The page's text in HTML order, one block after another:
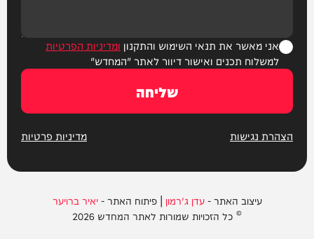
אני מאשר את תנאי השימוש והתקנון ומדיניות הפרטיות
למשלוח תכנים ואישור דיוור לאתר "המחדש"
שליחה
הצהרת נגישות מדיניות פרטיות
עיצוב האתר -עדן ג'רמון | פיתוח האתר -יאיר ברויער
© כל הזכויות שמורות לאתר המחדש 2026